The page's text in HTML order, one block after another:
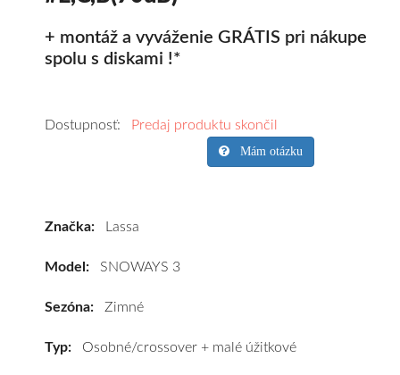
+ montáž a vyváženie GRÁTIS pri nákupe
spolu s diskami !*
zimné
Lassa
155/80
79T
Dostupnosť: Predaj produktu skončil
Mám otázku
Značka: Lassa
Model: SNOWAYS 3
Sezóna: Zimné
Typ: Osobné/crossover + malé úžitkové